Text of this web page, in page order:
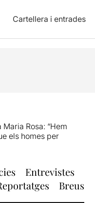
Cartellera i entrades
Rosa: “Hem
els homes per
Entrevistes
Breus